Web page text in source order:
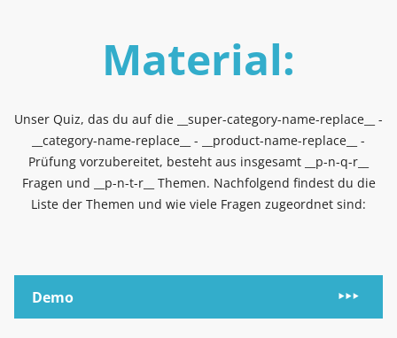
Material:
Unser Quiz, das du auf die __super-category-name-replace__ -
__category-name-replace__ - __product-name-replace__ -
Prüfung vorzubereitet, besteht aus insgesamt __p-n-q-r__
Fragen und __p-n-t-r__ Themen. Nachfolgend findest du die
Liste der Themen und wie viele Fragen zugeordnet sind:
Demo